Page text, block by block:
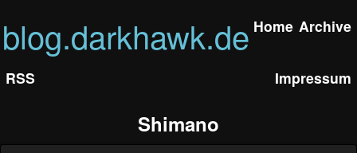
blog.darkhawk.de Home Archive
RSS Impressum
Shimano